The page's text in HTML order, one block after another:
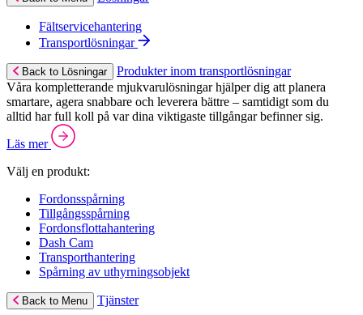
Fältservicehantering
Transportlösningar
Back to Lösningar
Produkter inom transportlösningar
Våra kompletterande mjukvarulösningar hjälper dig att planera
smartare, agera snabbare och leverera bättre – samtidigt som du
alltid har full koll på var dina viktigaste tillgångar befinner sig.
Läs mer
Välj en produkt:
Fordonsspårning
Tillgångsspårning
Fordonsflottahantering
Dash Cam
Transporthantering
Spårning av uthyrningsobjekt
Back to Menu Tjänster